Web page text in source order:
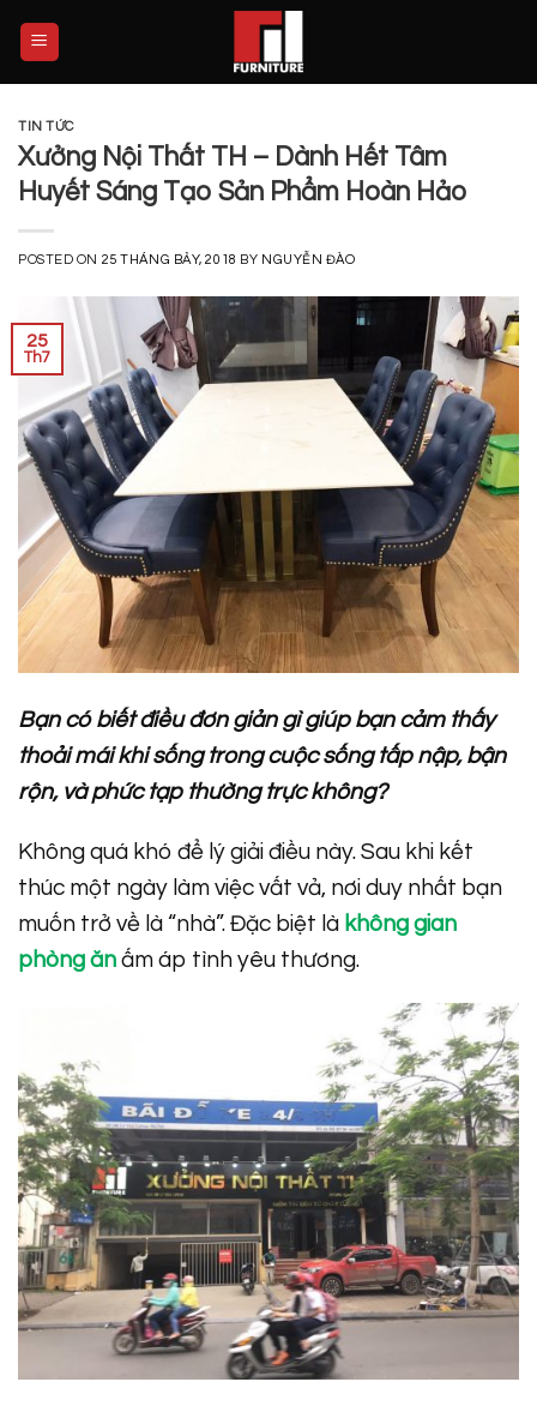
TIN TỨC
Xưởng Nội Thất TH – Dành Hết Tâm
Huyết Sáng Tạo Sản Phẩm Hoàn Hảo
POSTED ON 25 THÁNG BẢY, 2018 BY NGUYỄN ĐÀO
25
Th7
Bạn có biết điều đơn giản gì giúp bạn cảm thấy
thoải mái khi sống trong cuộc sống tấp nập, bận
rộn, và phức tạp thường trực không?
Không quá khó để lý giải điều này. Sau khi kết
thúc một ngày làm việc vất vả, nơi duy nhất bạn
muốn trở về là “nhà”. Đặc biệt là không gian
phòng ăn ấm áp tình yêu thương.